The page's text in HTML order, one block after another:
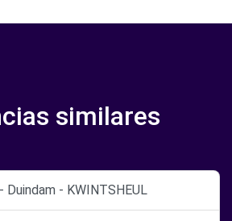
similares
- KWINTSHEUL